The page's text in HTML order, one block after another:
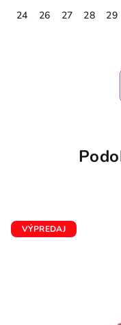
24 26 27 28
29
VÝPREDAJ